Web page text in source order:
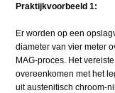
Praktijkvoorbeeld 1:
Er worden op een
diameter van vier meter
MAG-proces. Het
overeenkomen met het
uit austenitisch chroom-